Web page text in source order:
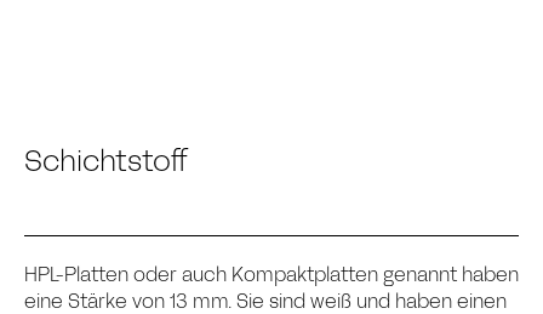
Schichtstoff
HPL-Platten oder auch Kompaktplatten genannt haben
eine Stärke von 13 mm. Sie sind weiß und haben einen